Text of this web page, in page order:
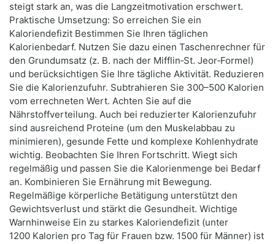
steigt stark an, was die Langzeitmotivation erschwert.
Praktische Umsetzung: So erreichen Sie ein
Kaloriendefizit Bestimmen Sie Ihren täglichen
Kalorienbedarf. Nutzen Sie dazu einen Taschenrechner für
den Grundumsatz (z. B. nach der Mifflin‑St. Jeor‑Formel)
und berücksichtigen Sie Ihre tägliche Aktivität. Reduzieren
Sie die Kalorienzufuhr. Subtrahieren Sie 300–500 Kalorien
vom errechneten Wert. Achten Sie auf die
Nährstoffverteilung. Auch bei reduzierter Kalorienzufuhr
sind ausreichend Proteine (um den Muskelabbau zu
minimieren), gesunde Fette und komplexe Kohlenhydrate
wichtig. Beobachten Sie Ihren Fortschritt. Wiegt sich
regelmäßig und passen Sie die Kalorienmenge bei Bedarf
an. Kombinieren Sie Ernährung mit Bewegung.
Regelmäßige körperliche Betätigung unterstützt den
Gewichtsverlust und stärkt die Gesundheit. Wichtige
Warnhinweise Ein zu starkes Kaloriendefizit (unter
1200 Kalorien pro Tag für Frauen bzw. 1500 für Männer) ist